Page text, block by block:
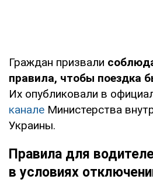
Граждан призвали
правила, чтобы поездка
Их опубликовали в
канале Министерства
Украины.
Правила для
в условиях